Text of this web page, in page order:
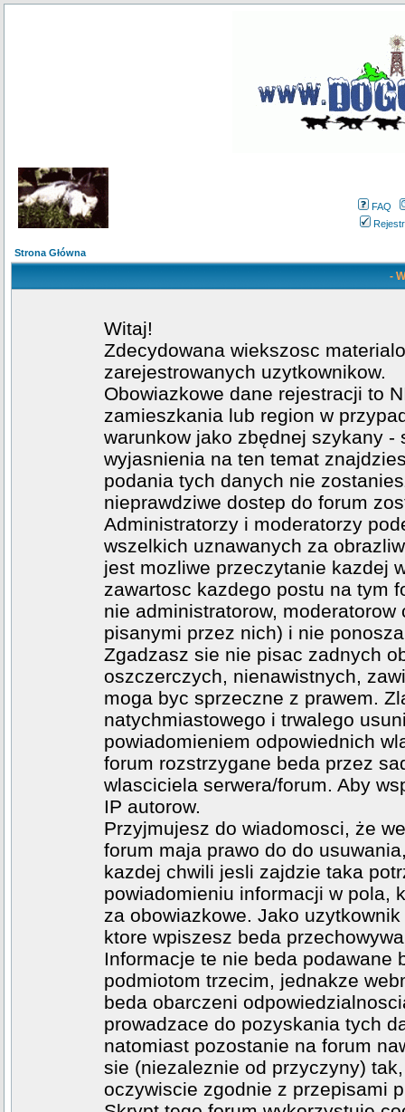
FAQ
Strona Główna
-
Witaj!
Zdecydowana wiekszosc
zarejestrowanych uzytkownikow.
Obowiazkowe dane rejestracji to
zamieszkania lub region w
warunkow jako zbędnej szykany
wyjasnienia na ten temat
podania tych danych nie
nieprawdziwe dostep do forum
Administratorzy i moderatorzy
wszelkich uznawanych za
jest mozliwe przeczytanie kazdej
zawartosc kazdego postu na tym
nie administratorow,
pisanymi przez nich) i nie
Zgadzasz sie nie pisac zadnych
oszczerczych, nienawistnych,
moga byc sprzeczne z prawem.
natychmiastowego i trwalego
powiadomieniem odpowiednich
forum rozstrzygane beda przez
wlasciciela serwera/forum. Aby
IP autorow.
Przyjmujesz do wiadomosci, że
forum maja prawo do do
kazdej chwili jesli zajdzie taka
powiadomieniu informacji w pola,
za obowiazkowe. Jako
ktore wpiszesz beda
Informacje te nie beda podawane
podmiotom trzecim, jednakze
beda obarczeni
prowadzace do pozyskania tych
natomiast pozostanie na forum
sie (niezaleznie od przyczyny)
oczywiscie zgodnie z przepisami